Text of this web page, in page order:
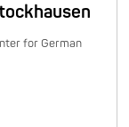
for German